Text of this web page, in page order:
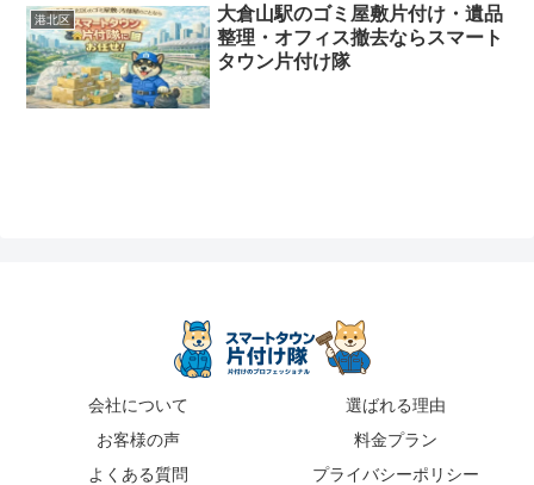
港北区
大倉山駅のゴミ屋敷片付け・遺品
整理・オフィス撤去ならスマート
タウン片付け隊
会社について
選ばれる理由
お客様の声
料金プラン
よくある質問
プライバシーポリシー